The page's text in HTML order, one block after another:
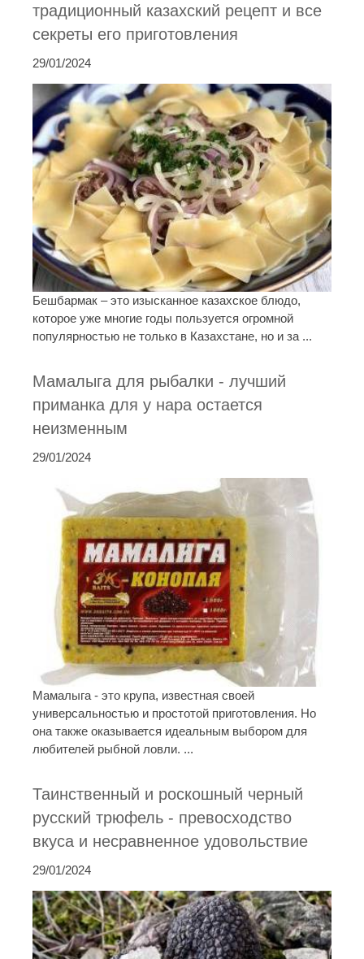
традиционный казахский рецепт и все
секреты его приготовления
29/01/2024
Бешбармак – это изысканное казахское блюдо,
которое уже многие годы пользуется огромной
популярностью не только в Казахстане, но и за ...
Мамалыга для рыбалки - лучший
приманка для у нара остается
неизменным
29/01/2024
Мамалыга - это крупа, известная своей
универсальностью и простотой приготовления. Но
она также оказывается идеальным выбором для
любителей рыбной ловли. ...
Таинственный и роскошный черный
русский трюфель - превосходство
вкуса и несравненное удовольствие
29/01/2024